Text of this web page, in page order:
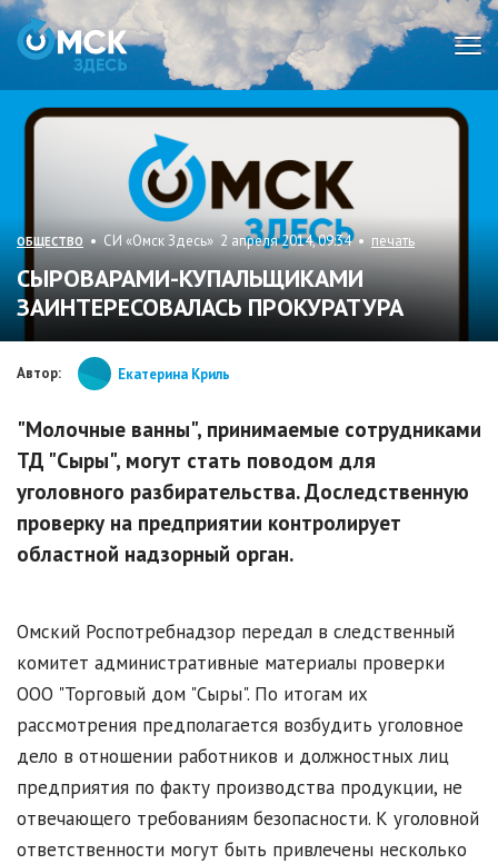
ОБЩЕСТВО • СИ «Омск Здесь» 2 апреля 2014, 09:34 • печать
СЫРОВАРАМИ-КУПАЛЬЩИКАМИ
ЗАИНТЕРЕСОВАЛАСЬ ПРОКУРАТУРА
Автор: Екатерина Криль
"Молочные ванны", принимаемые сотрудниками
ТД "Сыры", могут стать поводом для
уголовного разбирательства. Доследственную
проверку на предприятии контролирует
областной надзорный орган.
Омский Роспотребнадзор передал в следственный
комитет административные материалы проверки
ООО "Торговый дом "Сыры". По итогам их
рассмотрения предполагается возбудить уголовное
дело в отношении работников и должностных лиц
предприятия по факту производства продукции, не
отвечающего требованиям безопасности. К уголовной
ответственности могут быть привлечены несколько